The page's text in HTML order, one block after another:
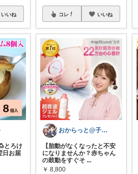
いいね
とろけ
日お届
コレ いいね
おからっと@子育てに余裕を✨
【胎動がなくなったと不安
になりませんか？赤ちゃん
の鼓動をすぐそ ...
￥ 8,800